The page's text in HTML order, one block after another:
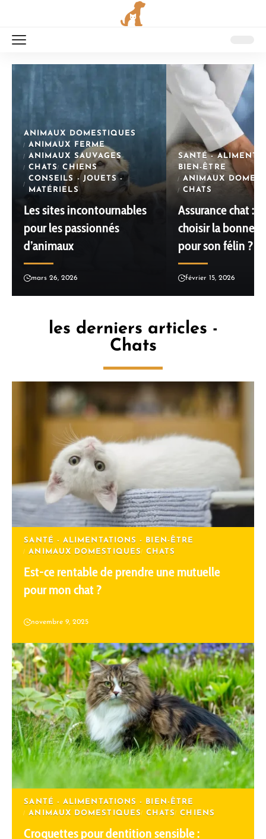
ANIMAUX DOMESTIQUES
ANIMAUX FERME
ANIMAUX SAUVAGES
CHATS
CHIENS
CONSEILS - JOUETS -
MATÉRIELS
Les sites incontournables
pour les passionnés
d’animaux
mars 26, 2026
SANTÉ -
BIEN-ÊTRE
ANIMAUX
CHATS
Assurance chat :
choisir la bonne
pour son félin ?
février 15, 2026
les derniers articles -
Chats
SANTÉ - ALIMENTATIONS - BIEN-ÊTRE
ANIMAUX DOMESTIQUES
CHATS
Est-ce rentable de prendre une mutuelle
pour mon chat ?
novembre 9, 2025
SANTÉ - ALIMENTATIONS - BIEN-ÊTRE
ANIMAUX DOMESTIQUES
CHATS CHIENS
Croquettes pour dentition sensible :